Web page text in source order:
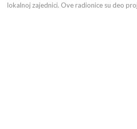
lokalnoj zajednici. Ove radionice su deo